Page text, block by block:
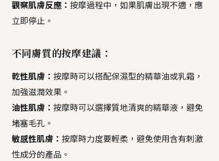
觀察肌膚反應： 按摩過程中，如果肌膚出現不適，應
立即停止。
不同膚質的按摩建議：
乾性肌膚： 按摩時可以搭配保濕型的精華油或乳霜，
加強滋潤效果。
油性肌膚： 按摩時可以選擇質地清爽的精華液，避免
堵塞毛孔。
敏感性肌膚： 按摩時力度要輕柔，避免使用含有刺激
性成分的產品。